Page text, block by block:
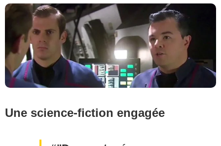
Une science-fiction engagée